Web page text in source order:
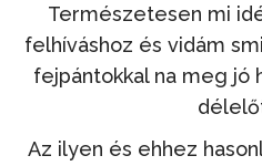
Természetesen mi
felhíváshoz és vidám
fejpántokkal na meg jó
Az ilyen és ehhez